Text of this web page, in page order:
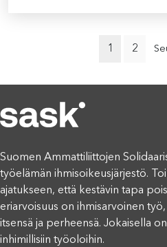
1 2
Suomen Ammattiliittojen
työelämän ihmisoikeusjärjestö.
ajatukseen, että kestävin tapa
eriarvoisuus on ihmisarvoinen
itsensä ja perheensä. Jokaisella
inhimillisiin työoloihin.